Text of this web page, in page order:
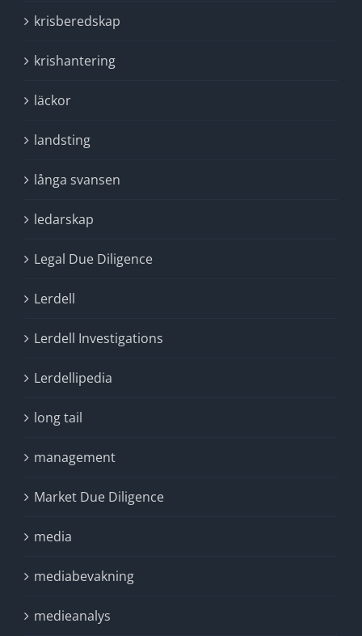
krisberedskap
krishantering
läckor
landsting
långa svansen
ledarskap
Legal Due Diligence
Lerdell
Lerdell Investigations
Lerdellipedia
long tail
management
Market Due Diligence
media
mediabevakning
medieanalys